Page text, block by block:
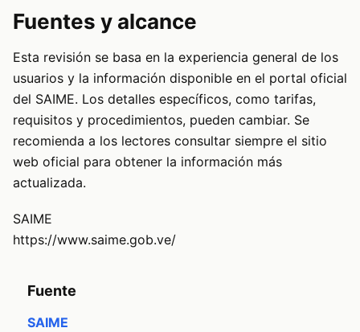
Fuentes y alcance
Esta revisión se basa en la experiencia general de los
usuarios y la información disponible en el portal oficial
del SAIME. Los detalles específicos, como tarifas,
requisitos y procedimientos, pueden cambiar. Se
recomienda a los lectores consultar siempre el sitio
web oficial para obtener la información más
actualizada.
SAIME
https://www.saime.gob.ve/
Fuente
SAIME